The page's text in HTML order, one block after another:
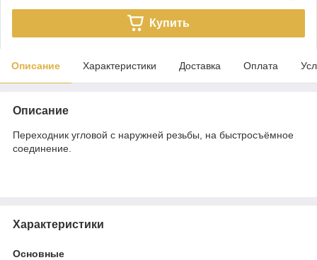
Купить
Описание Характеристики Доставка Оплата
Описание
Переходник угловой с наружней резьбы, на быстросъёмное
соединение.
Характеристики
Основные